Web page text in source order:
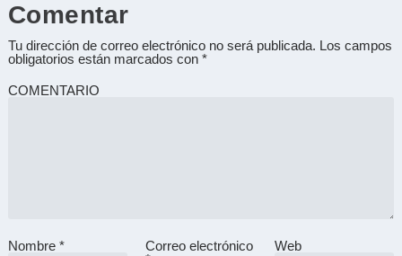
Comentar
Tu dirección de correo electrónico no será publicada. Los campos
obligatorios están marcados con *
COMENTARIO
Nombre *
Correo electrónico
Web